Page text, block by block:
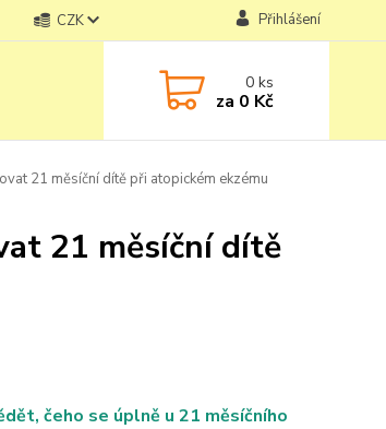
CZK Přihlášení
0ks
za 0 Kč
21 měsíční dítě při atopickém ekzému
21 měsíční dítě
čeho se úplně u 21 měsíčního